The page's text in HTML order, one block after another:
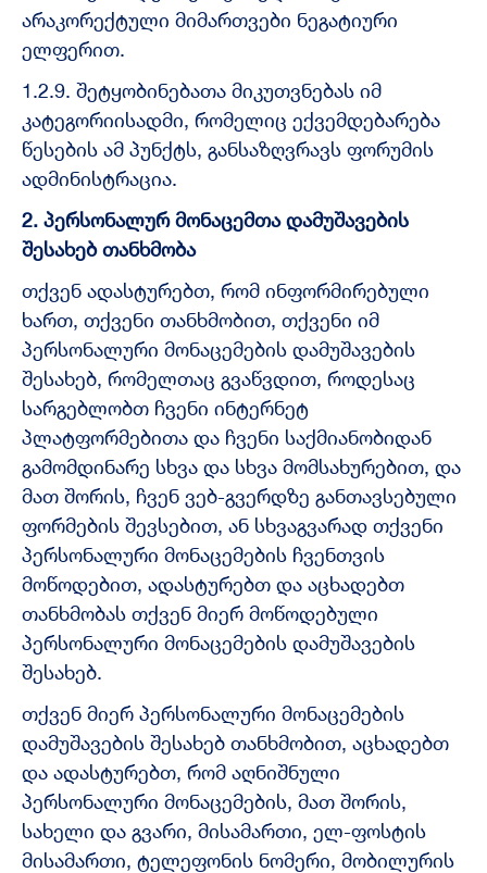
არაკორექტული მიმართვები ნეგატიური
ელფერით.
1.2.9. შეტყობინებათა მიკუთვნებას იმ
კატეგორიისადმი, რომელიც ექვემდებარება
წესების ამ პუნქტს, განსაზღვრავს ფორუმის
ადმინისტრაცია.
2. პერსონალურ მონაცემთა დამუშავების
შესახებ თანხმობა
თქვენ ადასტურებთ, რომ ინფორმირებული
ხართ, თქვენი თანხმობით, თქვენი იმ
პერსონალური მონაცემების დამუშავების
შესახებ, რომელთაც გვაწვდით, როდესაც
სარგებლობთ ჩვენი ინტერნეტ
პლატფორმებითა და ჩვენი საქმიანობიდან
გამომდინარე სხვა და სხვა მომსახურებით, და
მათ შორის, ჩვენ ვებ-გვერდზე განთავსებული
ფორმების შევსებით, ან სხვაგვარად თქვენი
პერსონალური მონაცემების ჩვენთვის
მოწოდებით, ადასტურებთ და აცხადებთ
თანხმობას თქვენ მიერ მოწოდებული
პერსონალური მონაცემების დამუშავების
შესახებ.
თქვენ მიერ პერსონალური მონაცემების
დამუშავების შესახებ თანხმობით, აცხადებთ
და ადასტურებთ, რომ აღნიშნული
პერსონალური მონაცემების, მათ შორის,
სახელი და გვარი, მისამართი, ელ-ფოსტის
მისამართი, ტელეფონის ნომერი, მობილურის